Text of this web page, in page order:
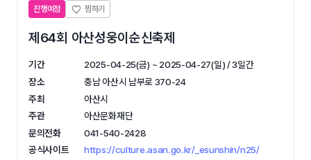
진행예정
제64회 아산성웅이순신축제
기간
2025-04-25(금) ~ 2025-04-27(일) / 3일간
장소
충남 아산시 남부로 370-24
주최
아산시
주관
아산문화재단
문의전화
041-540-2428
공식사이트
https://culture.asan.go.kr/_esunshin/n25/